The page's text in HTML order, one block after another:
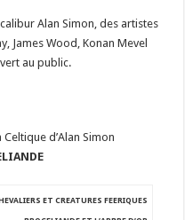
Alan Simon, des artistes
James Wood, Konan Mevel
au public.
d’Alan Simon
ET CREATURES FEERIQUES